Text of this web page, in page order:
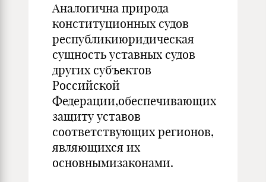
Аналогична природа
конституционных судов
республикиюридическая
сущность уставных судов
других субъектов
Российской
Федерации,обеспечивающих
защиту уставов
соответствующих регионов,
являющихся их
основнымизаконами.